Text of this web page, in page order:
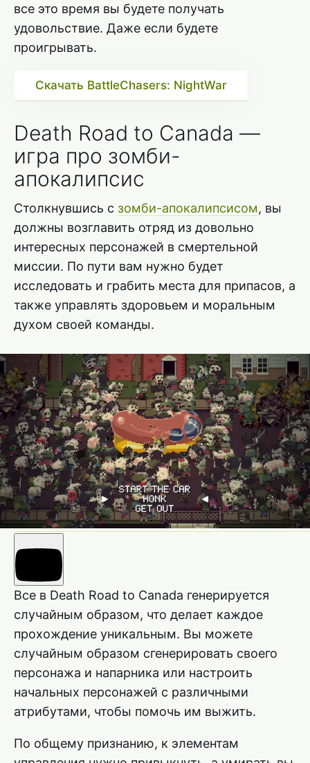
все это время вы будете получать
удовольствие. Даже если будете
проигрывать.
Скачать BattleChasers: NightWar
Death Road to Canada —
игра про зомби-
апокалипсис
Столкнувшись с зомби-апокалипсисом, вы
должны возглавить отряд из довольно
интересных персонажей в смертельной
миссии. По пути вам нужно будет
исследовать и грабить места для припасов, а
также управлять здоровьем и моральным
духом своей команды.
Все в Death Road to Canada генерируется
случайным образом, что делает каждое
прохождение уникальным. Вы можете
случайным образом сгенерировать своего
персонажа и напарника или настроить
начальных персонажей с различными
атрибутами, чтобы помочь им выжить.
По общему признанию, к элементам